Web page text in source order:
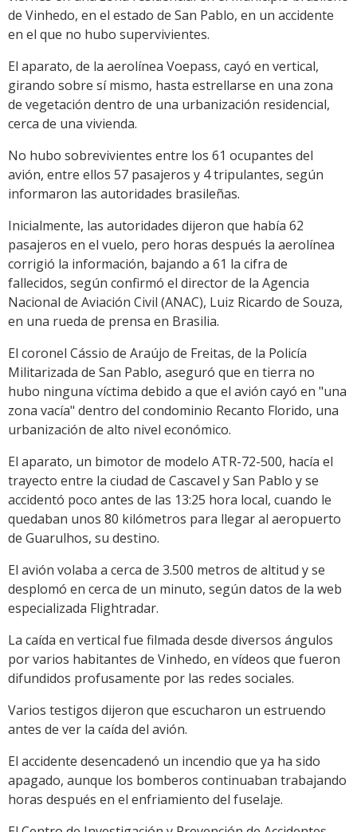
de Vinhedo, en el estado de San Pablo, en un accidente
en el que no hubo supervivientes.
El aparato, de la aerolínea Voepass, cayó en vertical,
girando sobre sí mismo, hasta estrellarse en una zona
de vegetación dentro de una urbanización residencial,
cerca de una vivienda.
No hubo sobrevivientes entre los 61 ocupantes del
avión, entre ellos 57 pasajeros y 4 tripulantes, según
informaron las autoridades brasileñas.
Inicialmente, las autoridades dijeron que había 62
pasajeros en el vuelo, pero horas después la aerolínea
corrigió la información, bajando a 61 la cifra de
fallecidos, según confirmó el director de la Agencia
Nacional de Aviación Civil (ANAC), Luiz Ricardo de Souza,
en una rueda de prensa en Brasilia.
El coronel Cássio de Araújo de Freitas, de la Policía
Militarizada de San Pablo, aseguró que en tierra no
hubo ninguna víctima debido a que el avión cayó en "una
zona vacía" dentro del condominio Recanto Florido, una
urbanización de alto nivel económico.
El aparato, un bimotor de modelo ATR-72-500, hacía el
trayecto entre la ciudad de Cascavel y San Pablo y se
accidentó poco antes de las 13:25 hora local, cuando le
quedaban unos 80 kilómetros para llegar al aeropuerto
de Guarulhos, su destino.
El avión volaba a cerca de 3.500 metros de altitud y se
desplomó en cerca de un minuto, según datos de la web
especializada Flightradar.
La caída en vertical fue filmada desde diversos ángulos
por varios habitantes de Vinhedo, en vídeos que fueron
difundidos profusamente por las redes sociales.
Varios testigos dijeron que escucharon un estruendo
antes de ver la caída del avión.
El accidente desencadenó un incendio que ya ha sido
apagado, aunque los bomberos continuaban trabajando
horas después en el enfriamiento del fuselaje.